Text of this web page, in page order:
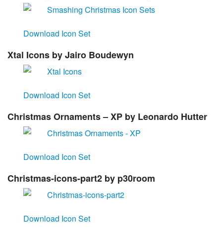
Download Icon Set
Xtal Icons by Jairo Boudewyn
Download Icon Set
Christmas Ornaments – XP by Leonardo Hutter
Download Icon Set
Christmas-icons-part2 by p30room
Download Icon Set